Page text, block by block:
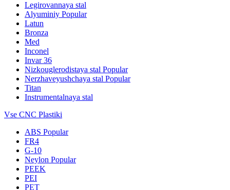
Legirovannaya stal
Alyuminiy Popular
Latun
Bronza
Med
Inconel
Invar 36
Nizkouglerodistaya stal Popular
Nerzhaveyushchaya stal Popular
Titan
Instrumentalnaya stal
Vse CNC Plastiki
ABS Popular
FR4
G-10
Neylon Popular
PEEK
PEI
PET